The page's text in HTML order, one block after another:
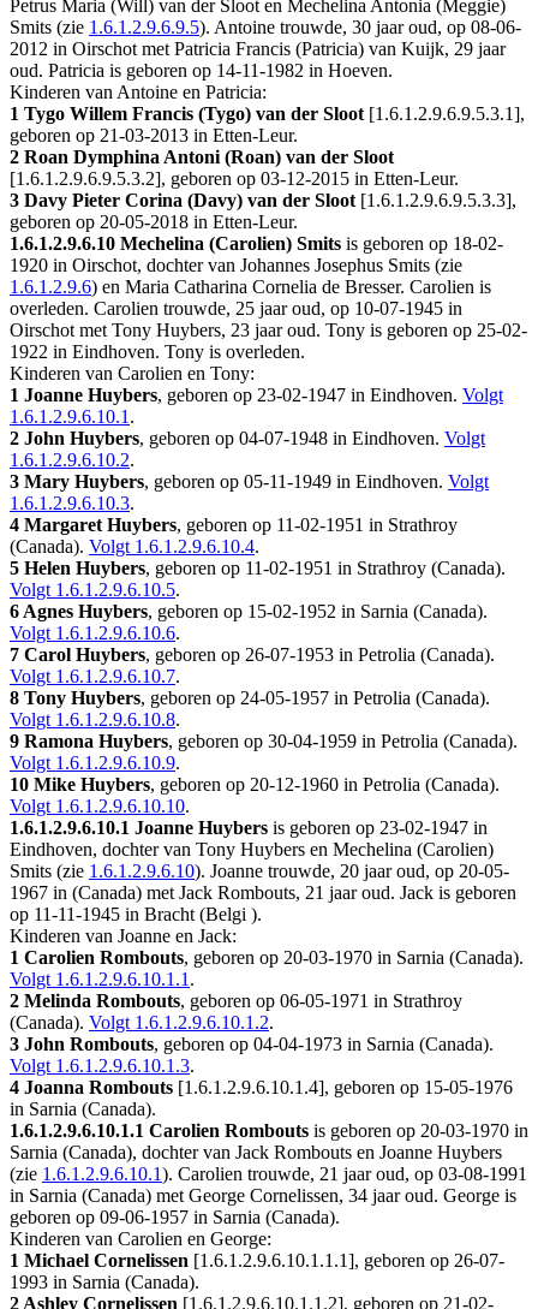
Petrus Maria (Will) van der Sloot en Mechelina Antonia (Meggie)
Smits (zie 1.6.1.2.9.6.9.5). Antoine trouwde, 30 jaar oud, op 08-06-
2012 in Oirschot met Patricia Francis (Patricia) van Kuijk, 29 jaar
oud. Patricia is geboren op 14-11-1982 in Hoeven.
Kinderen van Antoine en Patricia:
1 Tygo Willem Francis (Tygo) van der Sloot [1.6.1.2.9.6.9.5.3.1],
geboren op 21-03-2013 in Etten-Leur.
2 Roan Dymphina Antoni (Roan) van der Sloot
[1.6.1.2.9.6.9.5.3.2], geboren op 03-12-2015 in Etten-Leur.
3 Davy Pieter Corina (Davy) van der Sloot [1.6.1.2.9.6.9.5.3.3],
geboren op 20-05-2018 in Etten-Leur.
1.6.1.2.9.6.10 Mechelina (Carolien) Smits is geboren op 18-02-
1920 in Oirschot, dochter van Johannes Josephus Smits (zie
1.6.1.2.9.6) en Maria Catharina Cornelia de Bresser. Carolien is
overleden. Carolien trouwde, 25 jaar oud, op 10-07-1945 in
Oirschot met Tony Huybers, 23 jaar oud. Tony is geboren op 25-02-
1922 in Eindhoven. Tony is overleden.
Kinderen van Carolien en Tony:
1 Joanne Huybers, geboren op 23-02-1947 in Eindhoven. Volgt
1.6.1.2.9.6.10.1 .
2 John Huybers, geboren op 04-07-1948 in Eindhoven. Volgt
1.6.1.2.9.6.10.2.
3 Mary Huybers, geboren op 05-11-1949 in Eindhoven. Volgt
1.6.1.2.9.6.10.3.
4 Margaret Huybers, geboren op 11-02-1951 in Strathroy
(Canada). Volgt 1.6.1.2.9.6.10.4.
5 Helen Huybers, geboren op 11-02-1951 in Strathroy (Canada).
Volgt 1.6.1.2.9.6.10.5.
6 Agnes Huybers, geboren op 15-02-1952 in Sarnia (Canada).
Volgt 1.6.1.2.9.6.10.6.
7 Carol Huybers, geboren op 26-07-1953 in Petrolia (Canada).
Volgt 1.6.1.2.9.6.10.7.
8 Tony Huybers, geboren op 24-05-1957 in Petrolia (Canada).
Volgt 1.6.1.2.9.6.10.8.
9 Ramona Huybers, geboren op 30-04-1959 in Petrolia (Canada).
Volgt 1.6.1.2.9.6.10.9.
10 Mike Huybers, geboren op 20-12-1960 in Petrolia (Canada).
Volgt 1.6.1.2.9.6.10.10.
1.6.1.2.9.6.10.1 Joanne Huybers is geboren op 23-02-1947 in
Eindhoven, dochter van Tony Huybers en Mechelina (Carolien)
Smits (zie 1.6.1.2.9.6.10). Joanne trouwde, 20 jaar oud, op 20-05-
1967 in (Canada) met Jack Rombouts, 21 jaar oud. Jack is geboren
op 11-11-1945 in Bracht (Belgi ).
Kinderen van Joanne en Jack:
1 Carolien Rombouts, geboren op 20-03-1970 in Sarnia (Canada).
Volgt 1.6.1.2.9.6.10.1.1 .
2 Melinda Rombouts, geboren op 06-05-1971 in Strathroy
(Canada). Volgt 1.6.1.2.9.6.10.1.2.
3 John Rombouts, geboren op 04-04-1973 in Sarnia (Canada).
Volgt 1.6.1.2.9.6.10.1.3.
4 Joanna Rombouts [1.6.1.2.9.6.10.1.4], geboren op 15-05-1976
in Sarnia (Canada).
1.6.1.2.9.6.10.1.1 Carolien Rombouts is geboren op 20-03-1970 in
Sarnia (Canada), dochter van Jack Rombouts en Joanne Huybers
(zie 1.6.1.2.9.6.10.1). Carolien trouwde, 21 jaar oud, op 03-08-1991
in Sarnia (Canada) met George Cornelissen, 34 jaar oud. George is
geboren op 09-06-1957 in Sarnia (Canada).
Kinderen van Carolien en George:
1 Michael Cornelissen [1.6.1.2.9.6.10.1.1.1], geboren op 26-07-
1993 in Sarnia (Canada).
2 Ashley Cornelissen [1.6.1.2.9.6.10.1.1.2], geboren op 21-02-